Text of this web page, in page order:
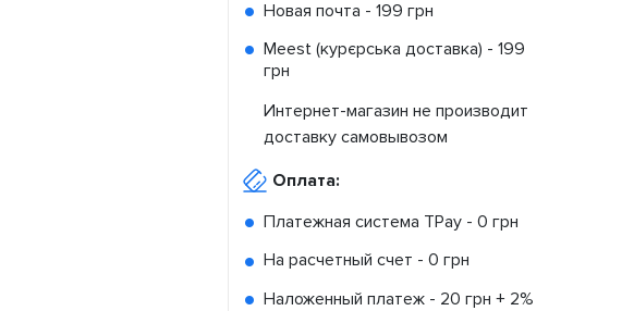
Новая почта - 199 грн
Meest (курєрська доставка) - 199
грн
Интернет-магазин не производит
доставку самовывозом
Оплата:
Платежная система TPay - 0 грн
На расчетный счет - 0 грн
Наложенный платеж - 20 грн + 2%